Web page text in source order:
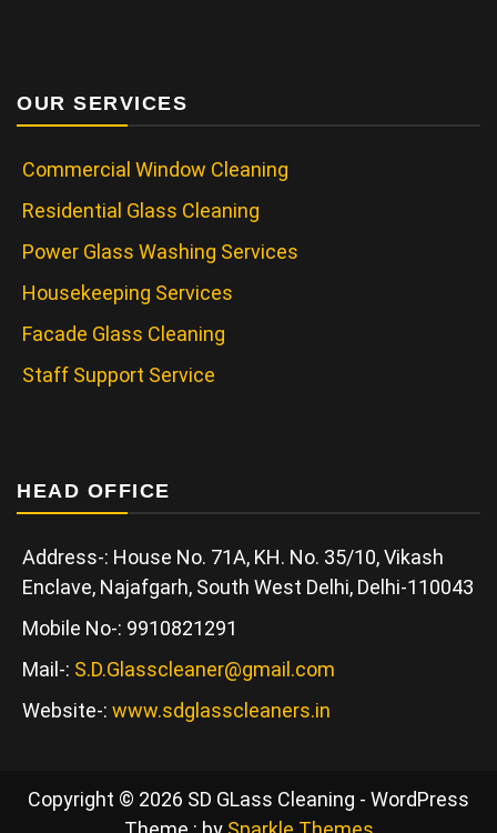
OUR SERVICES
Commercial Window Cleaning
Residential Glass Cleaning
Power Glass Washing Services
Housekeeping Services
Facade Glass Cleaning
Staff Support Service
HEAD OFFICE
Address-: House No. 71A, KH. No. 35/10, Vikash
Enclave, Najafgarh, South West Delhi, Delhi-110043
Mobile No-: 9910821291
Mail-: S.D.Glasscleaner@gmail.com
Website-: www.sdglasscleaners.in
Copyright © 2026 SD GLass Cleaning - WordPress